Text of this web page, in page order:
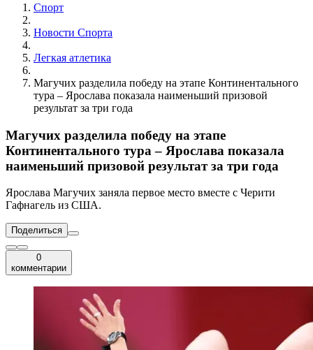
Спорт
Новости Cпорта
Легкая атлетика
Магучих разделила победу на этапе Континентального
тура – Ярослава показала наименьший призовой
результат за три года
Магучих разделила победу на этапе
Континентального тура – Ярослава показала
наименьший призовой результат за три года
Ярослава Магучих заняла первое место вместе с Черити
Гафнагель из США.
Поделиться
0
комментарии